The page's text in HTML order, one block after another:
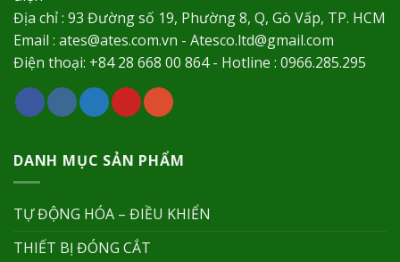
Địa chỉ : 93 Đường số 19, Phường 8, Q, Gò Vấp, TP. HCM
Email : ates@ates.com.vn - Atesco.ltd@gmail.com
Điện thoại: +84 28 668 00 864 - Hotline : 0966.285.295
DANH MỤC SẢN PHẨM
TỰ ĐỘNG HÓA – ĐIỀU KHIỂN
THIẾT BỊ ĐÓNG CẮT